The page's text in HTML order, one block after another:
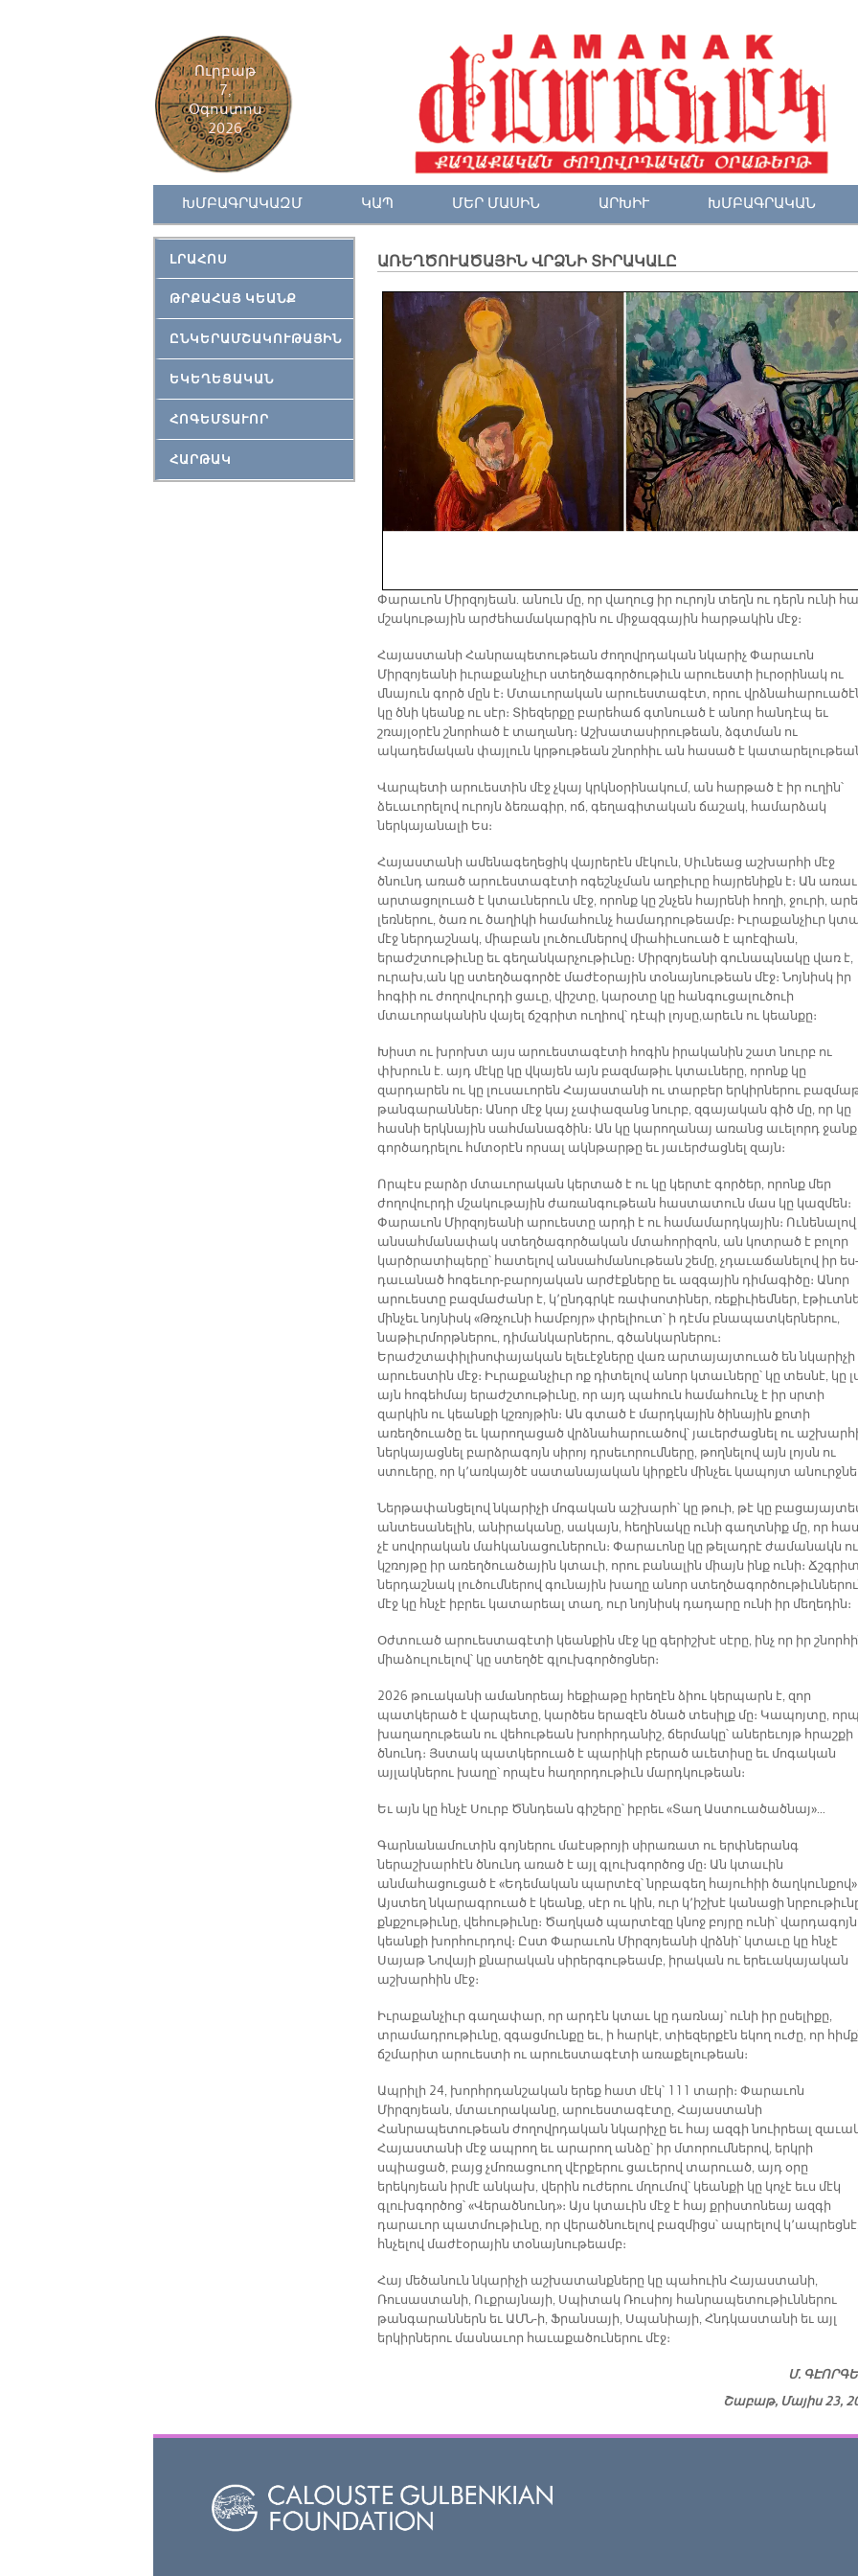
Ուրբաթ
7,
Օգոստոս
2026
ԽՄԲԱԳՐԱԿԱԶՄ ԿԱՊ ՄԵՐ ՄԱՍԻՆ ԱՐԽԻՒ ԽՄԲԱԳՐԱԿԱՆ
ԼՐԱՀՈՍ
ԹՐՔԱՀԱՅ ԿԵԱՆՔ
ԸՆԿԵՐԱՄՇԱԿՈՒԹԱՅԻՆ
ԵԿԵՂԵՑԱԿԱՆ
ՀՈԳԵՄՏԱՒՈՐ
ՀԱՐԹԱԿ
ԱՌԵՂԾՈՒԱԾԱՅԻՆ ՎՐՁՆԻ ՏԻՐԱԿԱԼԸ
Փարաւոն Միրզոյեան. անուն մը, որ վաղուց իր ուրոյն տեղն ու դերն ունի
մշակութային արժեհամակարգին ու միջազգային հարթակին մէջ։
Հայաստանի Հանրապետութեան ժողովրդական նկարիչ Փարաւոն
Միրզոյեանի իւրաքանչիւր ստեղծագործութիւն արուեստի իւրօրինակ ու
մնայուն գործ մըն է։ Մտաւորական արուեստագէտ, որու
կը ծնի կեանք ու սէր։ Տիեզերքը բարեհաճ գտնուած է անոր հանդէպ եւ
շռայլօրէն շնորհած է տաղանդ։ Աշխատասիրութեան, ձգտման ու
ակադեմական փայլուն կրթութեան շնորհիւ ան հասած է
Վարպետի արուեստին մէջ չկայ կրկնօրինակում, ան հարթած է իր ուղին՝
ձեւաւորելով ուրոյն ձեռագիր, ոճ, գեղագիտական ճաշակ, համարձակ
ներկայանալի Ես։
Հայաստանի ամենագեղեցիկ վայրերէն մէկուն, Սիւնեաց աշխարհի մէջ
ծնունդ առած արուեստագէտի ոգեշնչման աղբիւրը հայրենիքն է։ Ան
արտացոլուած է կտաւներուն մէջ, որոնք կը շնչեն հայրենի հողի, ջուրի,
լեռներու, ծառ ու ծաղիկի համահունչ համադրութեամբ։ Իւրաքանչիւր
մէջ ներդաշնակ, միաբան լուծումներով միահիւսուած է պոէզիան,
երաժշտութիւնը եւ գեղանկարչութիւնը։ Միրզոյեանի գունապնակը վառ է,
ուրախ,ան կը ստեղծագործէ մաժէօրային տօնայնութեան մէջ։ Նոյնիսկ իր
հոգիի ու ժողովուրդի ցաւը, վիշտը, կարօտը կը հանգուցալուծուի
մտաւորականին վայել ճշգրիտ ուղիով՝ դէպի լոյսը,արեւն ու կեանքը։
Խիստ ու խրոխտ այս արուեստագէտի հոգին իրականին շատ նուրբ ու
փխրուն է. այդ մէկը կը վկայեն այն բազմաթիւ կտաւները, որոնք կը
զարդարեն ու կը լուսաւորեն Հայաստանի ու տարբեր երկիրներու
թանգարաններ։ Անոր մէջ կայ չափազանց նուրբ, զգայական գիծ մը, որ կը
հասնի երկնային սահմանագծին։ Ան կը կարողանայ առանց աւելորդ ջանք
գործադրելու հմտօրէն որսալ ակնթարթը եւ յաւերժացնել զայն։
Որպէս բարձր մտաւորական կերտած է ու կը կերտէ գործեր, որոնք մեր
ժողովուրդի մշակութային ժառանգութեան հաստատուն մաս կը կազմեն։
Փարաւոն Միրզոյեանի արուեստը արդի է ու համամարդկային։ Ունենալով
անսահմանափակ ստեղծագործական մտահորիզոն, ան կոտրած է բոլոր
կարծրատիպերը՝ հատելով անսահմանութեան շեմը, չդաւաճանելով իր
դաւանած հոգեւոր-բարոյական արժէքները եւ ազգային դիմագիծը։ Անոր
արուեստը բազմաժանր է, կ՚ընդգրկէ ռափսոտիներ, ռեքիւիեմներ,
մինչեւ նոյնիսկ «Թռչունի համբոյր» փրելիուտ՝ ի դէմս բնապատկերներու,
նաթիւրմորթներու, դիմանկարներու, գծանկարներու։
Երաժշտափիլիսոփայական ելեւէջները վառ արտայայտուած են նկարիչի
արուեստին մէջ։ Իւրաքանչիւր ոք դիտելով անոր կտաւները՝ կը տեսնէ, կը
այն հոգեհմայ երաժշտութիւնը, որ այդ պահուն համահունչ է իր սրտի
զարկին ու կեանքի կշռոյթին։ Ան գտած է մարդկային ծինային քոտի
առեղծուածը եւ կարողացած վրձնահարուածով՝ յաւերժացնել ու
ներկայացնել բարձրագոյն սիրոյ դրսեւորումները, թողնելով այն լոյսն ու
ստուերը, որ կ՚առկայծէ սատանայական կիրքէն մինչեւ կապոյտ
Ներթափանցելով նկարիչի մոգական աշխարհ՝ կը թուի, թէ կը
անտեսանելին, անիրականը, սակայն, հեղինակը ունի գաղտնիք մը, որ
չէ սովորական մահկանացուներուն։ Փարաւոնը կը թելադրէ ժամանակն ու
կշռոյթը իր առեղծուածային կտաւի, որու բանալին միայն ինք ունի։
ներդաշնակ լուծումներով գունային խաղը անոր
մէջ կը հնչէ իբրեւ կատարեալ տաղ, ուր նոյնիսկ դադարը ունի իր մեղեդին։
Օժտուած արուեստագէտի կեանքին մէջ կը գերիշխէ սէրը, ինչ որ իր
միաձուլուելով՝ կը ստեղծէ գլուխգործոցներ։
2026 թուականի ամանորեայ հեքիաթը հրեղէն ձիու կերպարն է, զոր
պատկերած է վարպետը, կարծես երազէն ծնած տեսիլք մը։ Կապոյտը,
խաղաղութեան ու վեհութեան խորհրդանիշ, ճերմակը՝ աներեւոյթ հրաշքի
ծնունդ։ Յստակ պատկերուած է պարիկի բերած աւետիսը եւ մոգական
այլակներու խաղը՝ որպէս հաղորդութիւն մարդկութեան։
Եւ այն կը հնչէ Սուրբ Ծննդեան գիշերը՝ իբրեւ «Տաղ Աստուածածնայ»…
Գարնանամուտին գոյներու մաէսթրոյի սիրառատ ու երփներանգ
ներաշխարհէն ծնունդ առած է այլ գլուխգործոց մը։ Ան կտաւին
անմահացուցած է «Եդեմական պարտէզ՝ նրբագեղ հայուհիի
Այստեղ նկարագրուած է կեանք, սէր ու կին, ուր կ՚իշխէ կանացի
քնքշութիւնը, վեհութիւնը։ Ծաղկած պարտէզը կնոջ բոյրը ունի՝ վարդագոյն
կեանքի խորհուրդով։ Ըստ Փարաւոն Միրզոյեանի վրձնի՝ կտաւը կը հնչէ
Սայաթ Նովայի քնարական սիրերգութեամբ, իրական ու երեւակայական
աշխարհին մէջ։
Իւրաքանչիւր գաղափար, որ արդէն կտաւ կը դառնայ՝ ունի իր ըսելիքը,
տրամադրութիւնը, զգացմունքը եւ, ի հարկէ, տիեզերքէն եկող ուժը, որ
ճշմարիտ արուեստի ու արուեստագէտի առաքելութեան։
Ապրիլի 24, խորհրդանշական երեք հատ մէկ՝ 111 տարի։ Փարաւոն
Միրզոյեան, մտաւորականը, արուեստագէտը, Հայաստանի
Հանրապետութեան ժողովրդական նկարիչը եւ հայ ազգի նուիրեալ
Հայաստանի մէջ ապրող եւ արարող անձը՝ իր մտորումներով, երկրի
սպիացած, բայց չմոռացուող վէրքերու ցաւերով տարուած, այդ օրը
երեկոյեան իրմէ անկախ, վերին ուժերու մղումով՝ կեանքի կը կոչէ եւս մէկ
գլուխգործոց՝ «Վերածնունդ»։ Այս կտաւին մէջ է հայ քրիստոնեայ ազգի
դարաւոր պատմութիւնը, որ վերածնուելով բազմիցս՝ ապրելով
հնչելով մաժէօրային տօնայնութեամբ։
Հայ մեծանուն նկարիչի աշխատանքները կը պահուին Հայաստանի,
Ռուսաստանի, Ուքրայնայի, Սպիտակ Ռուսիոյ հանրապետութիւններու
թանգարաններն եւ ԱՄՆ-ի, Ֆրանսայի, Սպանիայի, Հնդկաստանի եւ այլ
երկիրներու մասնաւոր հաւաքածուներու մէջ։
Մ.
Շաբաթ, Մայիս 23,